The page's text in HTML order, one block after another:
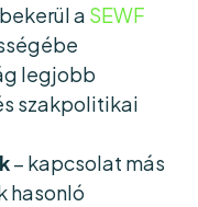
a SEWF
legjobb
szakpolitikai
– kapcsolat más
hasonló